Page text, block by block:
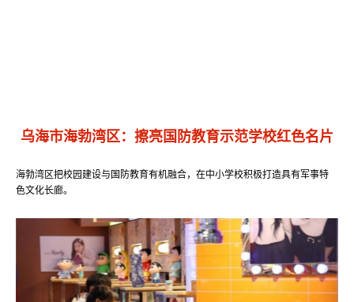
乌海市海勃湾区：擦亮国防教育示范学校红色名片
海勃湾区把校园建设与国防教育有机融合，在中小学校积极打造具有军事特
色文化长廊。